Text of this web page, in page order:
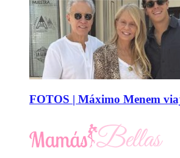
FOTOS | Máximo Menem